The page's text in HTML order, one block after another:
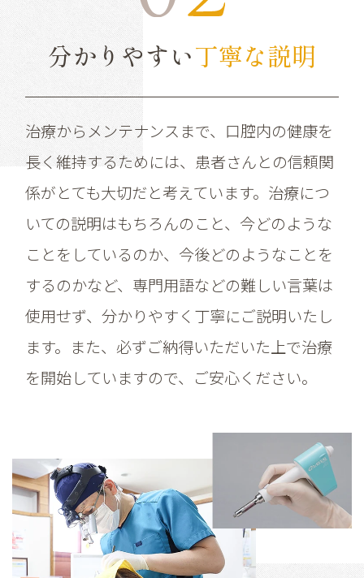
分かりやすい 丁寧な説明
治療からメンテナンスまで、口腔内の健康を
長く維持するためには、患者さんとの信頼関
係がとても大切だと考えています。治療につ
いての説明はもちろんのこと、今どのような
ことをしているのか、今後どのようなことを
するのかなど、専門用語などの難しい言葉は
使用せず、分かりやすく丁寧にご説明いたし
ます。また、必ずご納得いただいた上で治療
を開始していますので、ご安心ください。